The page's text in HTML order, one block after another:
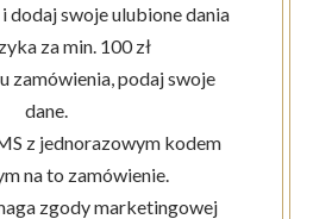
dodaj swoje ulubione dania
za min. 100 zł
zamówienia, podaj swoje
dane.
z jednorazowym kodem
na to zamówienie.
zgody marketingowej